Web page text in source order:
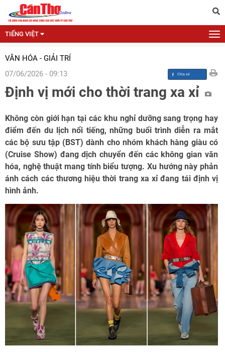
TIẾNG VIỆT
VĂN HÓA - GIẢI TRÍ
07/06/2026 - 09:13
Định vị mới cho thời trang xa xỉ
Không còn giới hạn tại các khu nghỉ dưỡng sang trọng hay
điểm đến du lịch nổi tiếng, những buổi trình diễn ra mắt
các bộ sưu tập (BST) dành cho nhóm khách hàng giàu có
(Cruise Show) đang dịch chuyển đến các không gian văn
hóa, nghệ thuật mang tính biểu tượng. Xu hướng này phản
ánh cách các thương hiệu thời trang xa xỉ đang tái định vị
hình ảnh.